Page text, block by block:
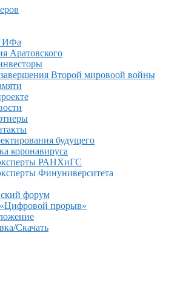
ИФа
Аратовского
завершения Второй мировоой войны
будущего
коронавируса
РАНХиГС
Финуниверситета
форум
прорыв»
Скачать